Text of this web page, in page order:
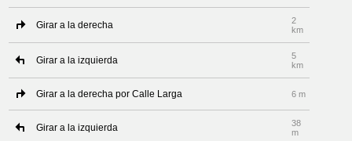
Girar a la derecha
2
km
Girar a la izquierda
5
km
Girar a la derecha por Calle Larga 6 m
Girar a la izquierda
38
m